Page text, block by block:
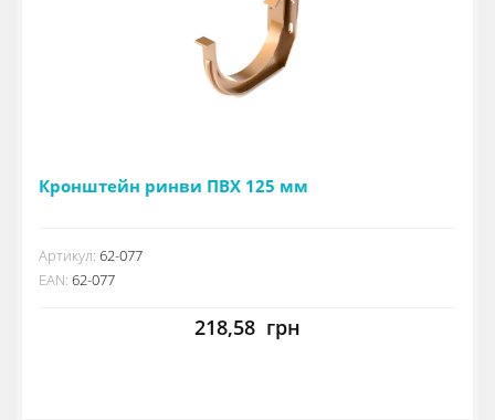
Кронштейн ринви ПВХ 125 мм
Артикул: 62-077
EAN: 62-077
218,58 грн